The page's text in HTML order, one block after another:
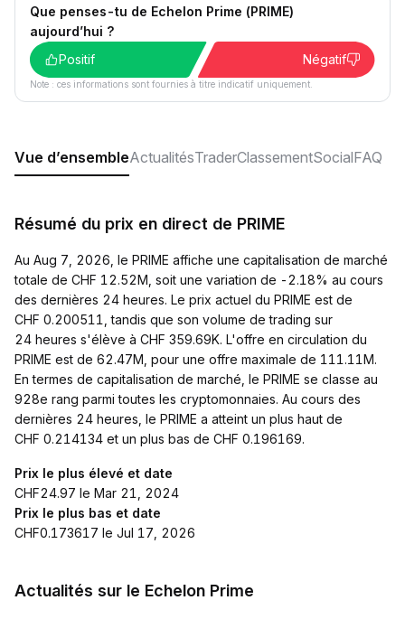
Que penses-tu de Echelon Prime (PRIME)
aujourd’hui ?
Positif
Négatif
Note : ces informations sont fournies à titre indicatif uniquement.
Vue d’ensembleActualitésTraderClassementSocialFAQ
Résumé du prix en direct de PRIME
Au Aug 7, 2026, le PRIME affiche une capitalisation de marché
totale de CHF 12.52M, soit une variation de -2.18% au cours
des dernières 24 heures. Le prix actuel du PRIME est de
CHF 0.200511, tandis que son volume de trading sur
24 heures s'élève à CHF 359.69K. L'offre en circulation du
PRIME est de 62.47M, pour une offre maximale de 111.11M.
En termes de capitalisation de marché, le PRIME se classe au
928e rang parmi toutes les cryptomonnaies. Au cours des
dernières 24 heures, le PRIME a atteint un plus haut de
CHF 0.214134 et un plus bas de CHF 0.196169.
Prix le plus élevé et date
CHF24.97 le Mar 21, 2024
Prix le plus bas et date
CHF0.173617 le Jul 17, 2026
Actualités sur le Echelon Prime